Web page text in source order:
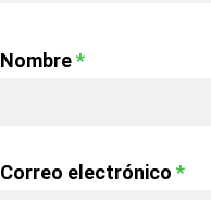
Nombre*
Correo electrónico *